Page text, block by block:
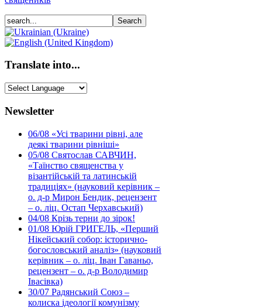
Translate into...
Newsletter
06/08 «Усі тварини рівні, але
деякі тварини рівніші»
05/08 Святослав САВЧИН,
«Таїнство священства у
візантійській та латинській
традиціях» (науковий керівник –
о. д-р Мирон Бендик, рецензент
– о. ліц. Остап Черхавський)
04/08 Крізь терни до зірок!
01/08 Юрій ГРИГЕЛЬ, «Перший
Нікейський собор: історично-
богословський аналіз» (науковий
керівник – о. ліц. Іван Гаваньо,
рецензент – о. д-р Володимир
Івасівка)
30/07 Радянський Союз –
колиска ідеології комунізму